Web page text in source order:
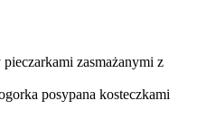
zasmażanymi z
posypana kosteczkami